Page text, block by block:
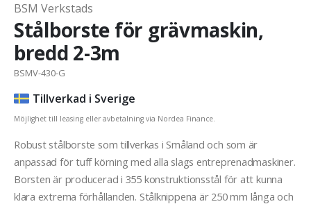
BSM Verkstads
Stålborste för grävmaskin,
bredd 2-3m
BSMV-430-G
Tillverkad i Sverige
Möjlighet till leasing eller avbetalning via Nordea Finance.
Robust stålborste som tillverkas i Småland och som är
anpassad för tuff körning med alla slags entreprenadmaskiner.
Borsten är producerad i 355 konstruktionsstål för att kunna
klara extrema förhållanden. Stålknippena är 250 mm långa och